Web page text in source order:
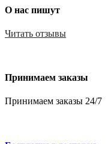
О нас пишут
Читать отзывы
Принимаем заказы
Принимаем заказы 24/7